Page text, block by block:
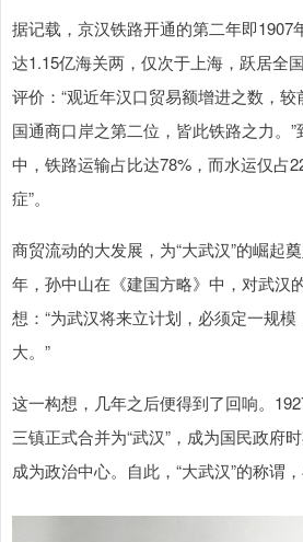
据记载，京汉铁路开通的第二年即1907
达1.15亿海关两，仅次于上海，跃居全
评价：“观近年汉口贸易额增进之数，
国通商口岸之第二位，皆此铁路之力。
中，铁路运输占比达78%，而水运仅占
症”。
商贸流动的大发展，为“大武汉”的崛起
年，孙中山在《建国方略》中，对武汉
想：“为武汉将来立计划，必须定一规
大。”
这一构想，几年之后便得到了回响。
三镇正式合并为“武汉”，成为国民政府
成为政治中心。自此，“大武汉”的称谓，